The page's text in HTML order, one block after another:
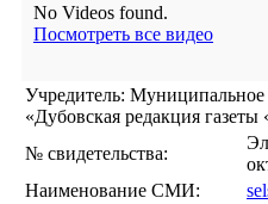
No Videos found.
Посмотреть все видео
Учредитель:
«Дубовская редакция газеты
№ свидетельства:
Наименование СМИ: